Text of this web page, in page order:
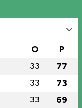
O P
33 77
33 73
33 69